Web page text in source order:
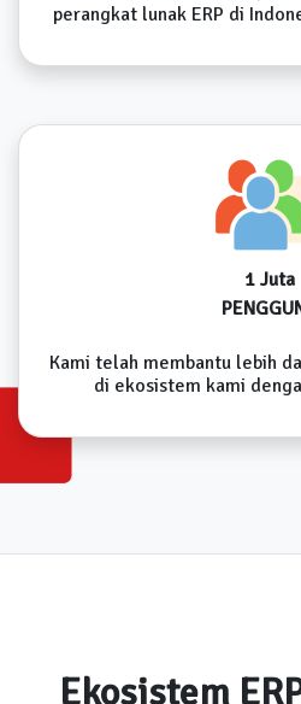
perangkat lunak ERP di
1 Juta
Kami telah membantu lebih
di ekosistem kami
Ekosistem